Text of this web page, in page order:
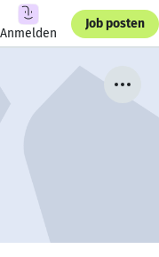
Anmelden
Job posten